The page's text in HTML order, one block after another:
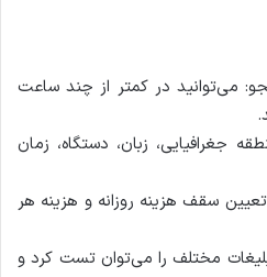
می‌توانید در کمتر از چند ساعت
جغرافیایی، زبان، دستگاه، زمان
سقف هزینه روزانه و هزینه هر
مختلف را می‌توان تست کرد و